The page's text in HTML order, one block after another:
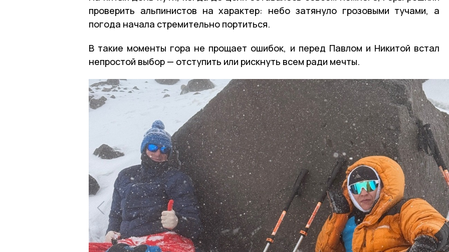
проверить альпинистов на характер: небо затянуло грозовыми тучами, а
погода начала стремительно портиться.
В такие моменты гора не прощает ошибок, и перед Павлом и Никитой встал
непростой выбор — отступить или рискнуть всем ради мечты.